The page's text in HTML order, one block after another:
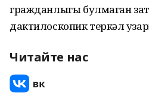
гражданлыгы булмаган
дактилоскопик теркәлү
Читайте нас